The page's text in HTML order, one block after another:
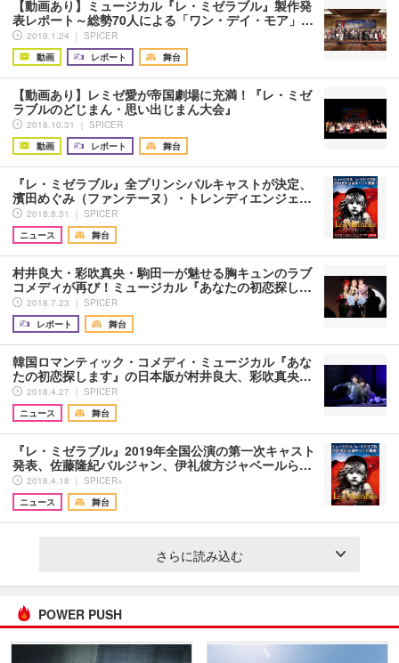
【動画あり】ミュージカル『レ・ミゼラブル』製作発
表レポート～総勢70人による「ワン・デイ・モア」…
2019.1.24 ｜ SPICER
動画
レポート 舞台
【動画あり】レミゼ愛が帝国劇場に充満！『レ・ミゼ
ラブルのどじまん・思い出じまん大会』
2018.10.31 ｜ SPICER
動画
レポート 舞台
『レ・ミゼラブル』全プリンシパルキャストが決定、
濱田めぐみ（ファンテーヌ）・トレンディエンジェ…
2018.8.31 ｜ SPICER
ニュース
舞台
村井良大・彩吹真央・駒田一が魅せる胸キュンのラブ
コメディが再び！ミュージカル『あなたの初恋探し…
2018.7.23 ｜ SPICER
レポート
舞台
韓国ロマンティック・コメディ・ミュージカル『あな
たの初恋探します』の日本版が村井良大、彩吹真央…
2018.4.27 ｜ SPICER
ニュース
舞台
『レ・ミゼラブル』2019年全国公演の第一次キャスト
発表、佐藤隆紀バルジャン、伊礼彼方ジャベールら…
2018.4.18 ｜ SPICER+
ニュース
舞台
さらに読み込む
POWER PUSH